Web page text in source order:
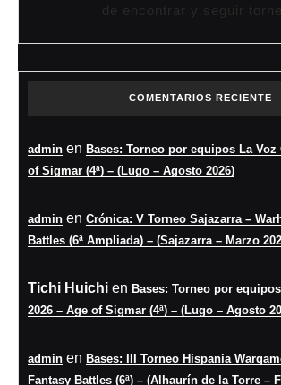
de encontrar y seguir
COMENTARIOS RECIENTE
admin en Bases: Torneo por equipos La Voz
of Sigmar (4ª) – (Lugo – Agosto 2026)
admin en Crónica: V Torneo Sajazarra –
Battles (6ª Ampliada) – (Sajazarra – Marzo
Tichi Huichi en Bases: Torneo por
2026 – Age of Sigmar (4ª) – (Lugo – Agosto
admin en Bases: III Torneo Hispania
Fantasy Battles (6ª) – (Alhaurín de la Torre –